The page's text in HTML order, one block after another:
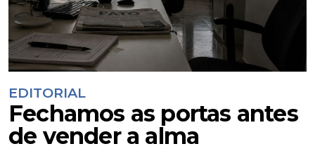
EDITORIAL
Fechamos as portas antes
de vender a alma